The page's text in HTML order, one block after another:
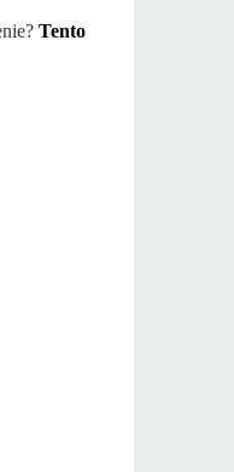
Tento